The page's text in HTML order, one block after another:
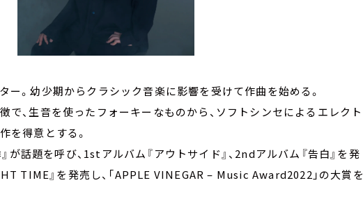
ー。幼少期からクラシック音楽に影響を受けて作曲を始める。
で、生音を使ったフォーキーなものから、ソフトシンセによるエレクト
を得意とする。
が話題を呼び、1stアルバム『アウトサイド』、2ndアルバム『告白』を発
TIME』を発売し、「APPLE VINEGAR – Music Award2022」の大賞を